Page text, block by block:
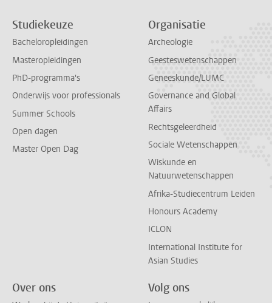
Studiekeuze
Bacheloropleidingen
Masteropleidingen
PhD-programma's
Onderwijs voor professionals
Summer Schools
Open dagen
Master Open Dag
Organisatie
Archeologie
Geesteswetenschappen
Geneeskunde/LUMC
Governance and Global
Affairs
Rechtsgeleerdheid
Sociale Wetenschappen
Wiskunde en
Natuurwetenschappen
Afrika-Studiecentrum Leiden
Honours Academy
ICLON
International Institute for
Asian Studies
Over ons Volg ons